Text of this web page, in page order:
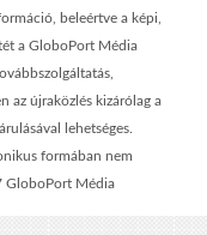
beleértve a képi,
a GloboPort Média
az újraközlés kizárólag a
lehetséges.
formában nem
GloboPort Média